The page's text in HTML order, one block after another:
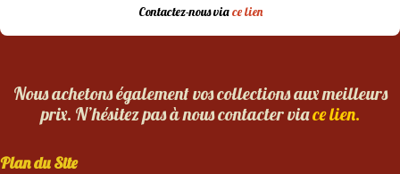
Contactez-nous viace lien
Nous achetons également vos collections aux meilleurs
prix. N’hésitez pas à nous contacter viace lien.
Plan du Site